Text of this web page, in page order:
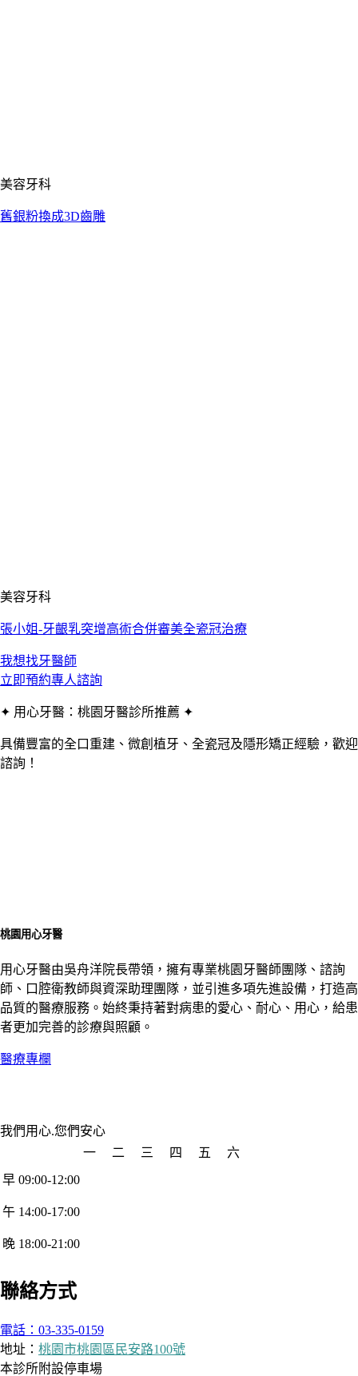
美容牙科
舊銀粉換成3D齒雕
美容牙科
張小姐-牙齦乳突增高術合併審美全瓷冠治療
我想找牙醫師
立即預約專人諮詢
✦ 用心牙醫：桃園牙醫診所推薦 ✦
具備豐富的全口重建、微創植牙、全瓷冠及隱形矯正經驗，歡迎
諮詢！
桃園用心牙醫
用心牙醫由吳舟洋院長帶領，擁有專業桃園牙醫師團隊、諮詢
師、口腔衛教師與資深助理團隊，並引進多項先進設備，打造高
品質的醫療服務。始終秉持著對病患的愛心、耐心、用心，給患
者更加完善的診療與照顧。
醫療專欄
我們用心.您們安心
一
二 三 四 五
六
早 09:00-12:00
午 14:00-17:00
晚 18:00-21:00
聯絡方式
電話：03-335-0159
地址： 桃園市桃園區民安路100號
本診所附設停車場